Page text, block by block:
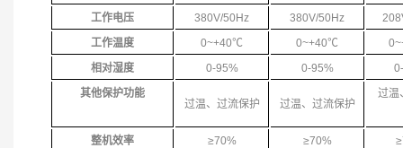
工作电压
380V/50Hz 380V/50Hz
工作温度
0~+40℃ 0~+40℃
相对湿度
0-95% 0-95%
其他保护功能
过温、过流保护
过温、过流保护
过温
整机效率 ≥70% ≥70%